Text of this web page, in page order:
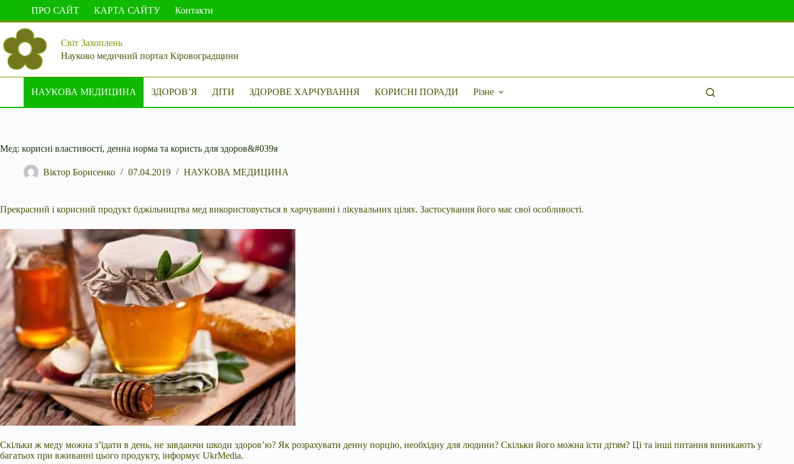
вмісту
ПРО САЙТ КАРТА САЙТУ Контакти
Світ Захоплень
Науково медичний портал Кіровоградщини
НАУКОВА МЕДИЦИНА ЗДОРОВ’Я ДІТИ ЗДОРОВЕ ХАРЧУВАННЯ КОРИСНІ ПОРАДИ Різне
Мед: корисні властивості, денна норма та користь для здоров&#039я
Віктор Борисенко 07.04.2019 НАУКОВА МЕДИЦИНА
Прекрасний і корисний продукт бджільництва мед використовується в харчуванні і лікувальних цілях. Застосування його має свої особливості.
Скільки ж меду можна з’їдати в день, не завдаючи шкоди здоров’ю? Як розрахувати денну порцію, необхідну для людини? Скільки його можна їсти дітям? Ці та інші питання виникають у
багатьох при вживанні цього продукту, інформує UkrMedia.